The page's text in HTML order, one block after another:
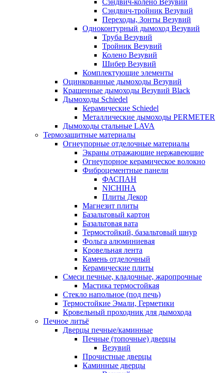
Сэндвич-колено Везувий
Сэндвич-тройник Везувий
Переходы, Зонты Везувий
Одноконтурный дымоход Везувий
Труба Везувий
Тройник Везувий
Колено Везувий
Шибер Везувий
Комплектующие элементы
Оцинкованные дымоходы Везувий
Крашенные дымоходы Везувий Black
Дымоходы Schiedel
Керамические Schiedel
Металлические дымоходы PERMETER
Дымоходы стальные LAVA
Термозащитные материалы
Огнеупорные отделочные материалы
Экраны отражающие нержавеющие
Огнеупорное керамическое волокно
Фиброцементные панели
ФАСПАН
NICHIHA
Плиты Декор
Магнезит плиты
Базальтовый картон
Базальтовая вата
Термостойкий, базальтовый шнур
Фольга алюминиевая
Кровельная лента
Камень отделочный
Керамические плиты
Смеси печные, кладочные, жаропрочные
Мастика термостойкая
Стекло напольное (под печь)
Термостойкие Эмали, Герметики
Кровельный проходник для дымохода
Печное литьё
Дверцы печные/каминные
Печные (топочные) дверцы
Везувий
Прочистные дверцы
Каминные дверцы